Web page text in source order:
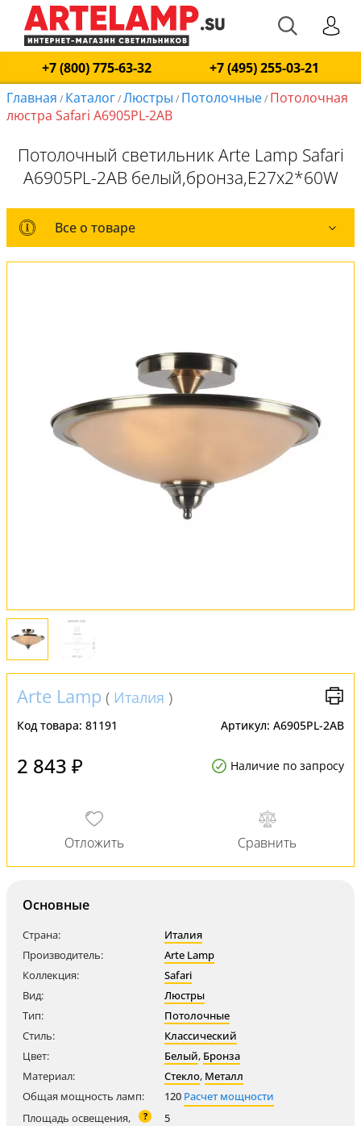
+7 (800) 775-63-32
+7 (495) 255-03-21
Главная / Каталог/Люстры / Потолочные/ Потолочная
люстра Safari A6905PL-2AB
Потолочный светильник Arte Lamp Safari
A6905PL-2AB белый,бронза,E27x2*60W
Все о товаре
Все о товаре
Оплата и доставка
Обмен и возврат
Установка
Arte Lamp ( Италия )
Код товара: 81191 Артикул: A6905PL-2AB
2 843 ₽ Наличие по запросу
Основные
Страна:
Италия
Производитель:
Arte Lamp
Коллекция:
Safari
Вид:
Люстры
Тип:
Потолочные
Стиль:
Классический
Цвет:
Белый, Бронза
Материал:
Стекло, Металл
Общая мощность ламп:
120 Расчет мощности
Площадь освещения,
? 5